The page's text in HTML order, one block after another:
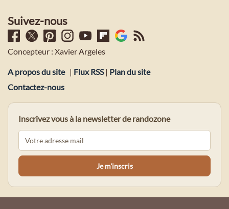
Suivez-nous
Concepteur : Xavier Argeles
A propos du site | Flux RSS| Plan du site
Contactez-nous
Inscrivez vous à la newsletter de randozone